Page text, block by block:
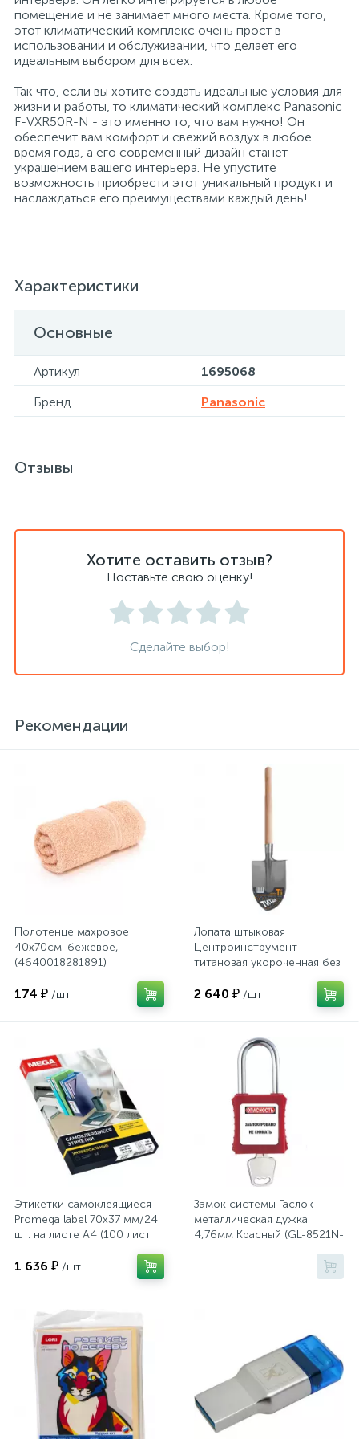
помещение и не занимает много места. Кроме того,
этот климатический комплекс очень прост в
использовании и обслуживании, что делает его
идеальным выбором для всех.
Так что, если вы хотите создать идеальные условия для
жизни и работы, то климатический комплекс Panasonic
F-VXR50R-N - это именно то, что вам нужно! Он
обеспечит вам комфорт и свежий воздух в любое
время года, а его современный дизайн станет
украшением вашего интерьера. Не упустите
возможность приобрести этот уникальный продукт и
наслаждаться его преимуществами каждый день!
Характеристики
Основные
Артикул
1695068
Бренд
Panasonic
Отзывы
Хотите оставить отзыв?
Поставьте свою оценку!
Сделайте выбор!
Рекомендации
Полотенце махровое
40х70см. бежевое,
(4640018281891)
174 ₽ /шт
Лопата штыковая
Центроинструмент
титановая укороченная без
2 640 ₽ /шт
Этикетки самоклеящиеся
Promega label 70х37 мм/24
шт. на листе А4 (100 лист
1 636 ₽ /шт
Замок системы Гаслок
металлическая дужка
4,76мм Красный (GL-8521N-
Профессиональные дезинфицирующие
средства
дезинфицирующие средства
Специальные средства для стирки
Средства специального назначения
Расходные материалы для ортопедии
Расходные материалы для стерилизации
Системы и компоненты для взятия
биологического материала
Средства первой помощи
Хирургическая одежда
Хлорсодержащие средства
дезсредств
Мини-кухни
Многоместные секции
Модульная мягкая мебель
Надувная мебель и матрасы
Пластиковая мебель
Почтовые ящики
Ресепшн
Сейфы автомобильные
Сейфы засыпные
Сейфы мебельные
Сейфы огне-взломостойкие
Сейфы огнестойкие
Системы хранения
Стеллажи
Столы обеденные
Стулья и табуреты
Тележки специализированные